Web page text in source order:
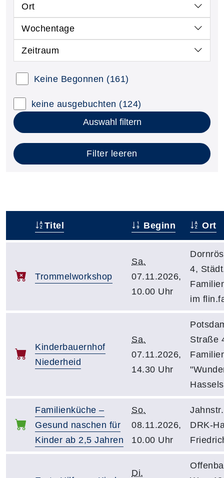
Ort
Wochentage
Zeitraum
Keine Begonnen (161)
keine ausgebuchten (124)
Auswahl filtern
Filter leeren
Titel Beginn Ort
Trommelworkshop
Sa.
07.11.2026,
10.00 Uhr
4,
im
Kinderbauernhof
Niederheid
Sa.
07.11.2026,
14.30 Uhr
Straße
Hassels
Familienküche –
Gesund naschen für
Kinder ab 2,5 Jahren
So.
08.11.2026,
10.00 Uhr
DRK-
Di.